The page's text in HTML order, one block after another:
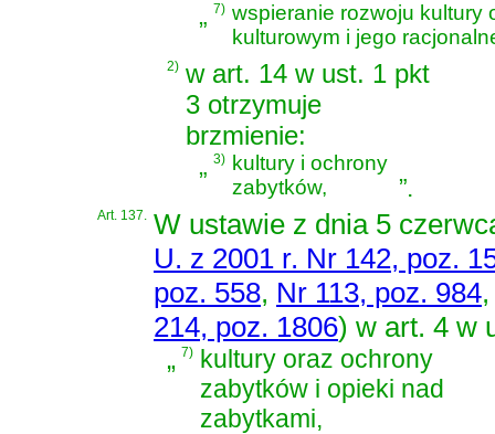
„ 7) wspieranie rozwoju kultury
kulturowym i jego
2) w art. 14 w ust. 1 pkt
3 otrzymuje
brzmienie:
„3) kultury i ochrony
zabytków,
”
.
Art. 137. W ustawie z dnia 5
U. z 2001 r. Nr 142, poz.
poz. 558, Nr 113, poz. 984
214, poz. 1806) w art. 4 w
„ 7) kultury oraz ochrony
zabytków i opieki nad
zabytkami,